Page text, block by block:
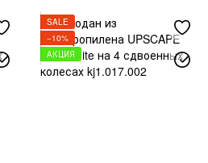
SALE
−10%
АКЦИЯ